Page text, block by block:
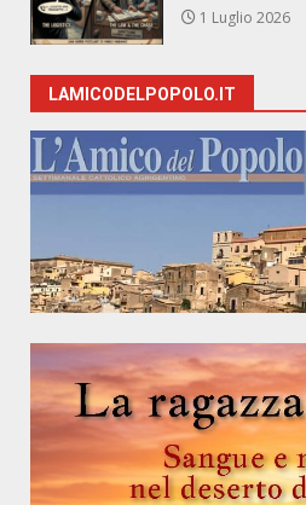
1 Luglio 2026
LAMICODELPOPOLO.IT